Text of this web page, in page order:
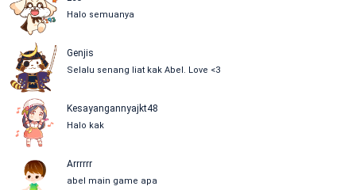
Halo semuanya
Genjis
Selalu senang liat kak Abel. Love <3
Kesayangannyajkt48
Halo kak
Arrrrrr
abel main game apa